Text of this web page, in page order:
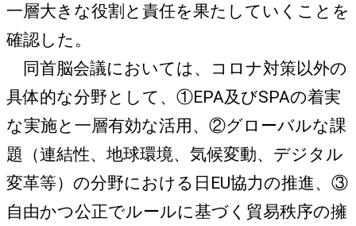
一層大きな役割と責任を果たしていくことを
確認した。
同首脳会議においては、コロナ対策以外の
具体的な分野として、①EPA及びSPAの着実
な実施と一層有効な活用、②グローバルな課
題（連結性、地球環境、気候変動、デジタル
変革等）の分野における日EU協力の推進、③
自由かつ公正でルールに基づく貿易秩序の擁